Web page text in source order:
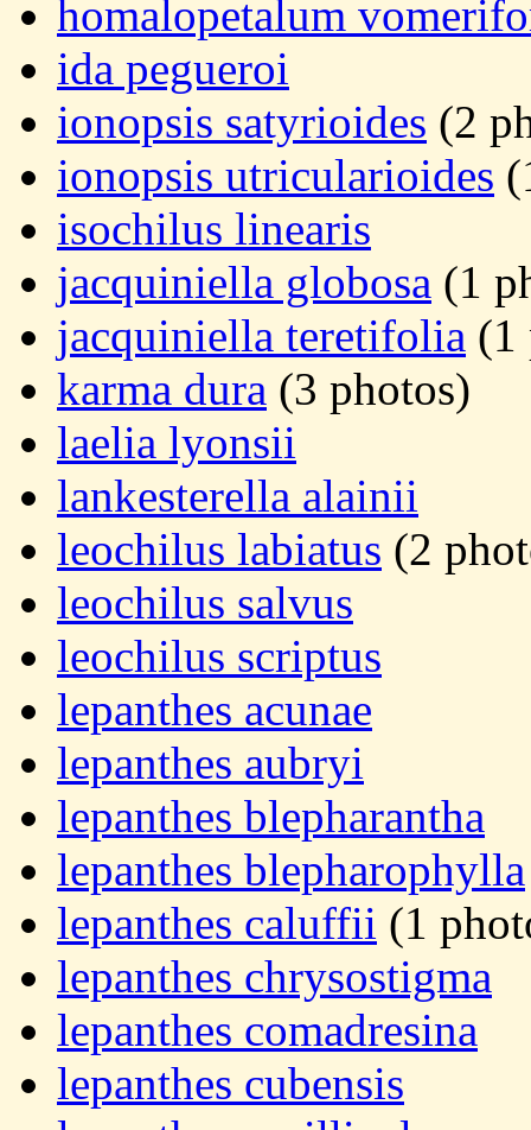
homalopetalum
ida pegueroi
ionopsis satyrioides (2
ionopsis utricularioides
isochilus linearis
jacquiniella globosa (1
jacquiniella teretifolia (1
karma dura (3 photos)
laelia lyonsii
lankesterella alainii
leochilus labiatus (2
leochilus salvus
leochilus scriptus
lepanthes acunae
lepanthes aubryi
lepanthes blepharantha
lepanthes blepharophylla
lepanthes caluffii (1
lepanthes chrysostigma
lepanthes comadresina
lepanthes cubensis